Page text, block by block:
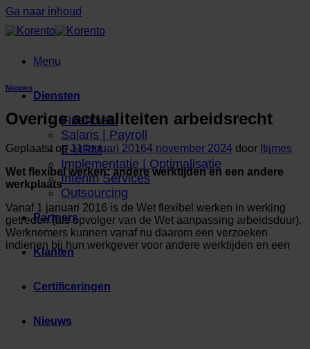
Ga naar inhoud
Menu
Diensten
Financieel
Salaris | Payroll
E-HRM
Implementatie | Optimalisatie
Interim Services
Outsourcing
Partners
Klanten
Certificeringen
Nieuws
Nieuws
Overige actualiteiten arbeidsrecht
Geplaatst op11 januari 20164 november 2024 door ltijmes
Wet flexibel werken: andere werktijden en een andere
werkplaats
Vanaf 1 januari 2016 is de Wet flexibel werken in werking
getreden (als opvolger van de Wet aanpassing arbeidsduur).
Werknemers kunnen vanaf nu daarom een verzoeken
indienen bij hun werkgever voor andere werktijden en een